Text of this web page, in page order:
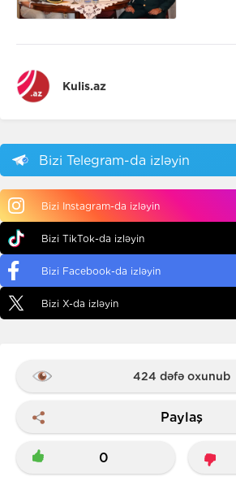
Kulis.az
Bizi Telegram-da izləyin
Bizi Instagram-da izləyin
Bizi TikTok-da izləyin
Bizi Facebook-da izləyin
Bizi X-da izləyin
424 dəfə oxunub
Paylaş
0